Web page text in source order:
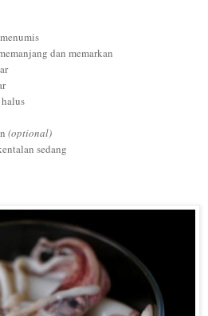
dan memarkan
(optional)
sedang